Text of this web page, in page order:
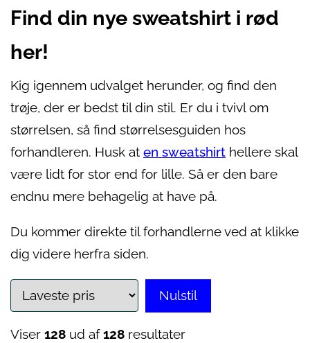
Find din nye sweatshirt i rød
her!
Kig igennem udvalget herunder, og find den
trøje, der er bedst til din stil. Er du i tvivl om
størrelsen, så find størrelsesguiden hos
forhandleren. Husk at en sweatshirt hellere skal
være lidt for stor end for lille. Så er den bare
endnu mere behagelig at have på.
Du kommer direkte til forhandlerne ved at klikke
dig videre herfra siden.
Nulstil
Viser 128 ud af128 resultater